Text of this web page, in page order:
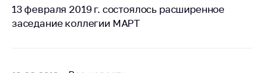
Ценообразование
на лекарственные
медицинскую
13 февраля 2019 г. состоялось расширенное
заседание коллегии МАРТ